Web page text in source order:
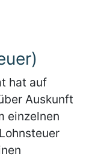
hat auf
Auskunft
einzelnen